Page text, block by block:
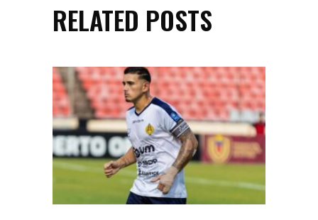
RELATED POSTS